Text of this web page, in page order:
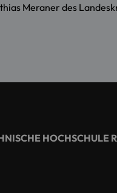
Meraner des
HOCHSCHULE